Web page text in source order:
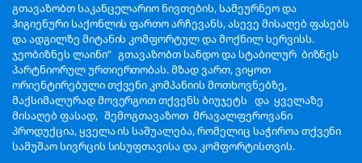
გთავაზობთ საკანცელარიო ნივთების, სამეურნეო და
ჰიგიენური საქონლის ფართო არჩევანს, ასევე მისაღებ ფასებს
და ადგილზე მიტანის კომფორტულ და მოქნილ სერვისს.
ჯეობიზნეს ლაინი“ გთავაზობთ სანდო და სტაბილურ ბიზნეს
პარტნიორულ ურთიერთობას. მზად ვართ, ვიყოთ
ორიენტირებული თქვენი კომპანიის მოთხოვნებზე,
მაქსიმალურად მოვერგოთ თქვენს ბიუჯეტს და ყველაზე
მისაღებ ფასად, შემოგთავაზოთ მრავალფეროვანი
პროდუქცია, ყველა ის საშუალება, რომელიც საჭიროა თქვენი
სამუშაო სივრცის სისუფთავისა და კომფორტისთვის.